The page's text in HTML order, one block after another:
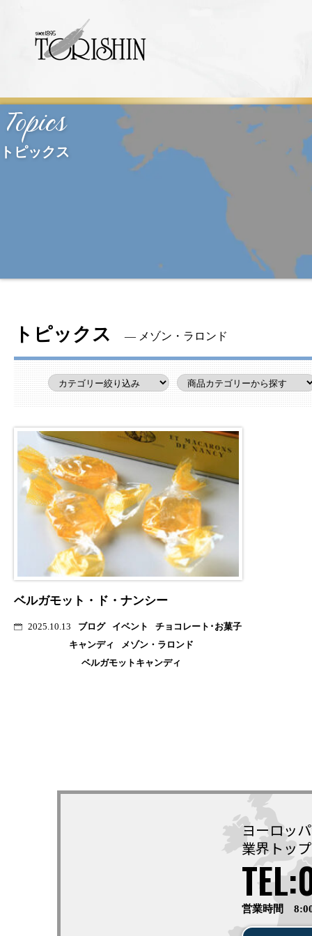
Topics
トピックス
トピックス ― メゾン・ラロンド
ベルガモット・ド・ナンシー
2025.10.13 ブログ イベント
チョコレート･お菓子
キャンディ
メゾン・ラロンド
ベルガモットキャンディ
ヨーロッ
業界トッ
営業時間